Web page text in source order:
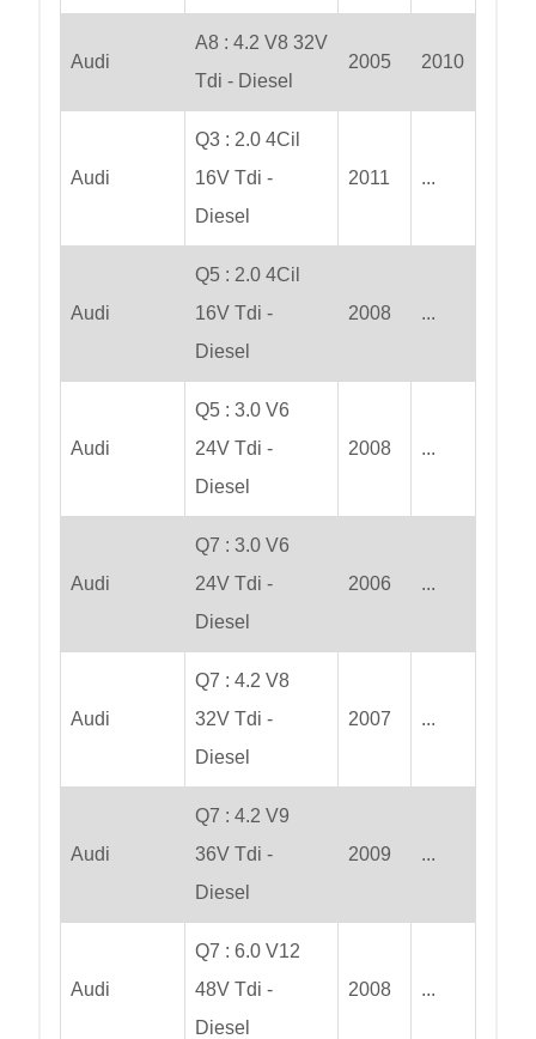
Audi
A8 : 4.2 V8 32V
Tdi - Diesel
2005 2010
Audi
Q3 : 2.0 4Cil
16V Tdi -
Diesel
2011 ...
Audi
Q5 : 2.0 4Cil
16V Tdi -
Diesel
2008 ...
Audi
Q5 : 3.0 V6
24V Tdi -
Diesel
2008 ...
Audi
Q7 : 3.0 V6
24V Tdi -
Diesel
2006 ...
Audi
Q7 : 4.2 V8
32V Tdi -
Diesel
2007 ...
Audi
Q7 : 4.2 V9
36V Tdi -
Diesel
2009 ...
Audi
Q7 : 6.0 V12
48V Tdi -
Diesel
2008 ...